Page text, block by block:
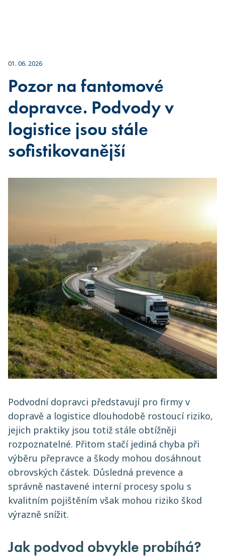
01. 06. 2026
Pozor na fantomové
dopravce. Podvody v
logistice jsou stále
sofistikovanější
Podvodní dopravci představují pro firmy v
dopravě a logistice dlouhodobě rostoucí riziko,
jejich praktiky jsou totiž stále obtížněji
rozpoznatelné. Přitom stačí jediná chyba při
výběru přepravce a škody mohou dosáhnout
obrovských částek. Důsledná prevence a
správně nastavené interní procesy spolu s
kvalitním pojištěním však mohou riziko škod
výrazně snížit.
Jak podvod obvykle probíhá?